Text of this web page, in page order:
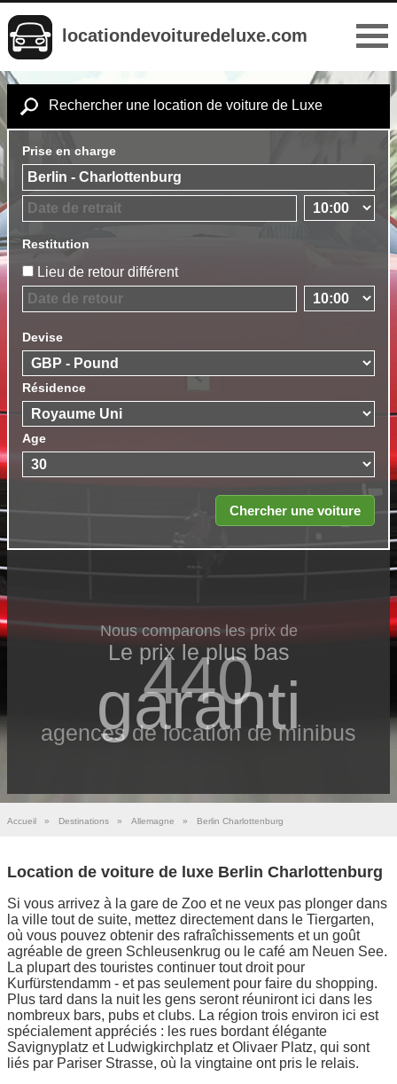
locationdevoituredeluxe.com
Rechercher une location de voiture de Luxe
Prise en charge
Restitution
Lieu de retour différent
Devise
Résidence
Age
Nous comparons les prix de
440
agences de location de minibus
Le prix le​ plus bas
garanti
Accueil » Destinations » Allemagne » Berlin Charlottenburg
Location de voiture de luxe Berlin Charlottenburg
Si vous arrivez à la gare de Zoo et ne veux pas plonger dans
la ville tout de suite, mettez directement dans le Tiergarten,
où vous pouvez obtenir des rafraîchissements et un goût
agréable de green Schleusenkrug ou le café am Neuen See.
La plupart des touristes continuer tout droit pour
Kurfürstendamm - et pas seulement pour faire du shopping.
Plus tard dans la nuit les gens seront réuniront ici dans les
nombreux bars, pubs et clubs. La région trois environ ici est
spécialement appréciés : les rues bordant élégante
Savignyplatz et Ludwigkirchplatz et Olivaer Platz, qui sont
liés par Pariser Strasse, où la vingtaine ont pris le relais.